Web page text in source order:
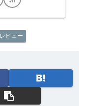
レビュー